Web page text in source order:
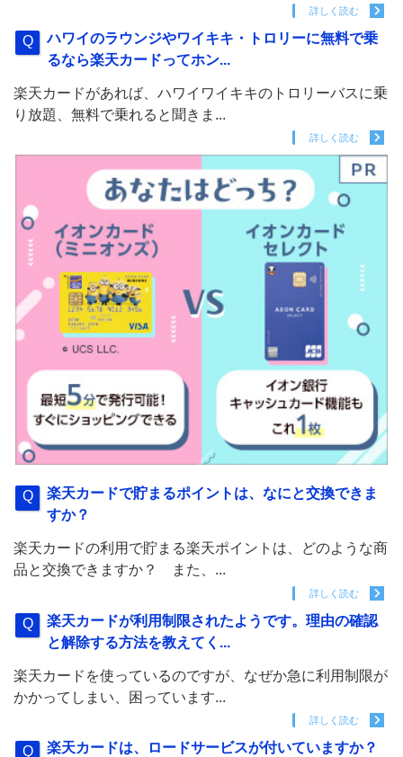
詳しく読む
ハワイのラウンジやワイキキ・トロリーに無料で乗
るなら楽天カードってホン...
楽天カードがあれば、ハワイワイキキのトロリーバスに乗
り放題、無料で乗れると聞きま...
詳しく読む
楽天カードで貯まるポイントは、なにと交換できま
すか？
楽天カードの利用で貯まる楽天ポイントは、どのような商
品と交換できますか？ また、...
詳しく読む
楽天カードが利用制限されたようです。理由の確認
と解除する方法を教えてく...
楽天カードを使っているのですが、なぜか急に利用制限が
かかってしまい、困っています...
詳しく読む
楽天カードは、ロードサービスが付いていますか？